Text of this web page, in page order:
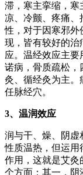
滞，寒主挛缩，寒
凉、冷颤、疼痛、
性，对于因寒邪外
现，皆有较好的治
应。温经效应主
诺病，骨质疏松，
灸、循经灸为主。
任脉经穴。
3、温润效应
润与干、燥、阴虚
性质温热，但运用
作用，这就是艾灸
个方面：其一，阴